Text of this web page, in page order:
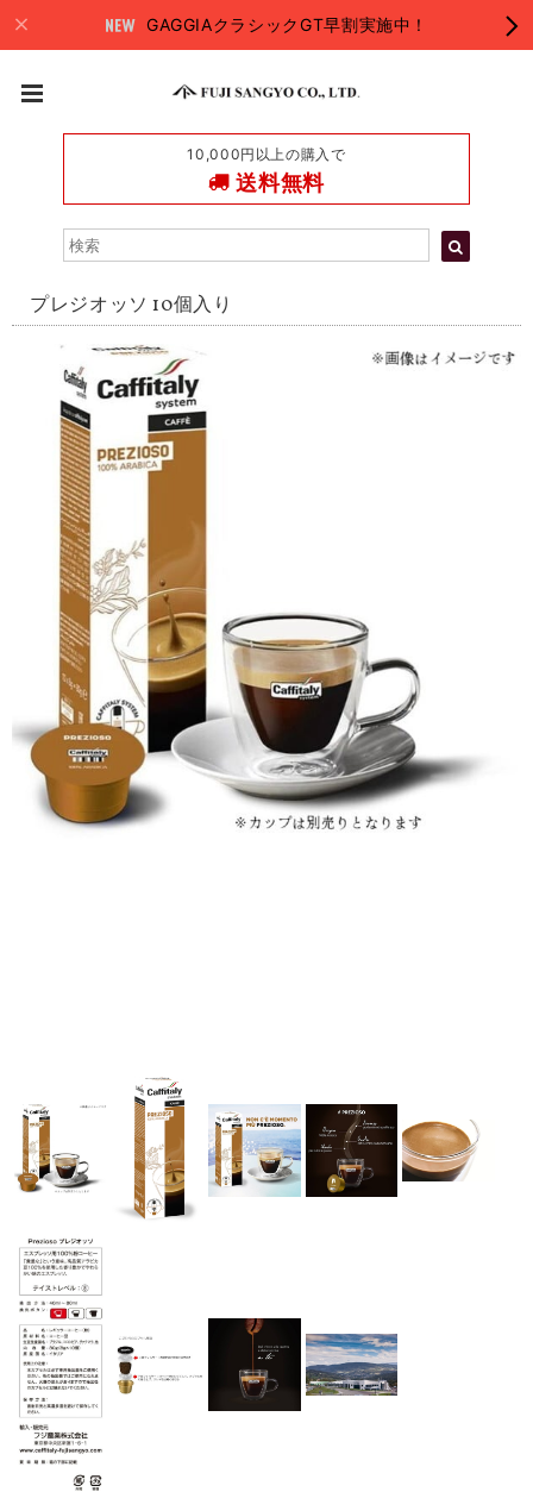
GAGGIAクラシックGT早割実施中！
10,000円以上の購入で
送料無料
プレジオッソ 10個入り